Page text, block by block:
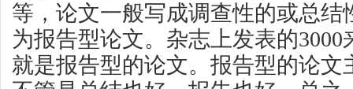
等，论文一般写成调查性的或总结
为报告型论文。杂志上发表的
就是报告型的论文。报告型的论文